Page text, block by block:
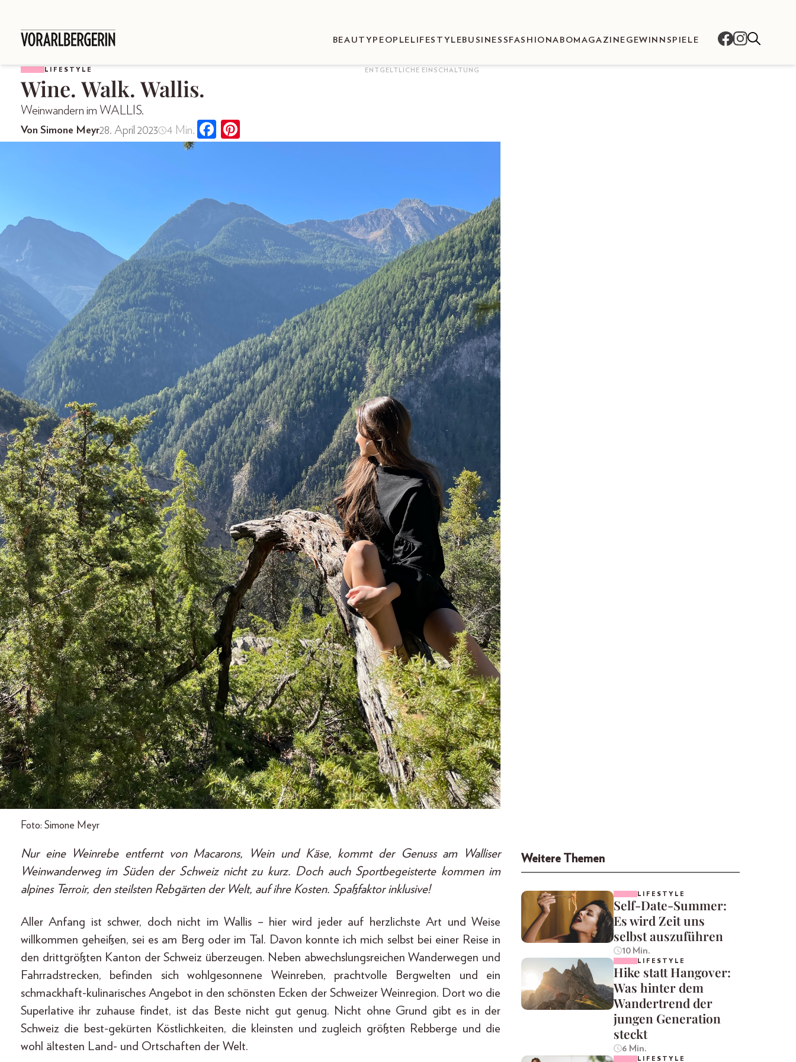
BEAUTY PEOPLE LIFESTYLEBUSINESS FASHIONABOMAGAZINE GEWINNSPIELE
LIFESTYLE ENTGELTLICHE EINSCHALTUNG
Wine. Walk. Wallis.
Weinwandern im WALLIS.
Von Simone Meyr28. April 2023 4 Min.
Foto: Simone Meyr
Nur eine Weinrebe entfernt von Macarons, Wein und Käse, kommt der Genuss am Walliser
Weinwanderweg im Süden der Schweiz nicht zu kurz. Doch auch Sportbegeisterte kommen im
alpines Terroir, den steilsten Rebgärten der Welt, auf ihre Kosten. Spaßfaktor inklusive!
Aller Anfang ist schwer, doch nicht im Wallis – hier wird jeder auf herzlichste Art und Weise
willkommen geheißen, sei es am Berg oder im Tal. Davon konnte ich mich selbst bei einer Reise in
den drittgrößten Kanton der Schweiz überzeugen. Neben abwechslungsreichen Wanderwegen und
Fahrradstrecken, befinden sich wohlgesonnene Weinreben, prachtvolle Bergwelten und ein
schmackhaft-kulinarisches Angebot in den schönsten Ecken der Schweizer Weinregion. Dort wo die
Superlative ihr zuhause findet, ist das Beste nicht gut genug. Nicht ohne Grund gibt es in der
Schweiz die best-gekürten Köstlichkeiten, die kleinsten und zugleich größten Rebberge und die
wohl ältesten Land- und Ortschaften der Welt.
Weitere Themen
LIFESTYLE
Self-Date-Summer:
Es wird Zeit uns
selbst auszuführen
10 Min.
LIFESTYLE
Hike statt Hangover:
Was hinter dem
Wandertrend der
jungen Generation
steckt
6 Min.
LIFESTYLE